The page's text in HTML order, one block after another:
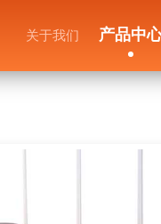
关于我们 产品中